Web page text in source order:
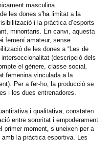
masculina.
les dones s'ha limitat a la
i la pràctica d’esports
minoritaris. En canvi, aquesta
femení amateur, sense
de les dones a “Les de
interseccionalitat (descripció dels
el gènere, classe social,
femenina vinculada a la
Per a fer-ho, la producció se
i les dues entrenadores.
i qualitativa, constaten
entre sororitat i empoderament
moment, s’uneixen per a
la pràctica esportiva. Les